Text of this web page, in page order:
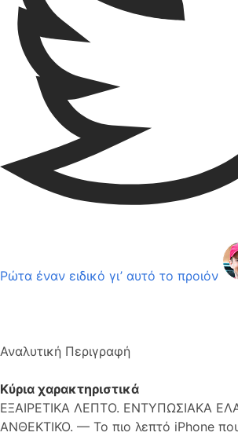
Ρώτα έναν ειδικό γι’ αυτό το προιόν
Αναλυτική Περιγραφή
Κύρια χαρακτηριστικά
ΕΞΑΙΡΕΤΙΚΑ ΛΕΠΤΟ. ΕΝΤΥΠΩΣΙΑΚΑ
ΑΝΘΕΚΤΙΚΟ. — Το πιο λεπτό iPhone